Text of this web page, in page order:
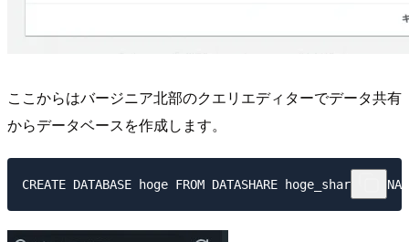
ここからはバージニア北部のクエリエディターでデータ共有
からデータベースを作成します。